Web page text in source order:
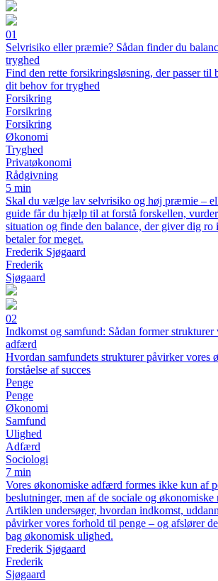
01
Selvrisiko eller præmie? Sådan finder du
tryghed
Find den rette forsikringsløsning, der passer til
dit behov for tryghed
Forsikring
Forsikring
Forsikring
Økonomi
Tryghed
Privatøkonomi
Rådgivning
5 min
Skal du vælge lav selvrisiko og høj præmie –
guide får du hjælp til at forstå forskellen,
situation og finde den balance, der giver dig ro
betaler for meget.
Frederik Sjøgaard
Frederik
Sjøgaard
02
Indkomst og samfund: Sådan former strukturer
adfærd
Hvordan samfundets strukturer påvirker vores
forståelse af succes
Penge
Penge
Økonomi
Samfund
Ulighed
Adfærd
Sociologi
7 min
Vores økonomiske adfærd formes ikke kun af
beslutninger, men af de sociale og
Artiklen undersøger, hvordan indkomst,
påvirker vores forhold til penge – og afslører
bag økonomisk ulighed.
Frederik Sjøgaard
Frederik
Sjøgaard